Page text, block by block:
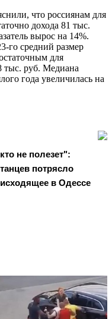
что россиянам для
дохода 81 тыс.
вырос на 14%.
го средний размер
для
тыс. руб. Медиана
года увеличилась на
не полезет":
потрясло
в Одессе